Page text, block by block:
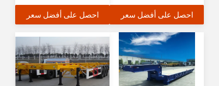
الحاويات الثقيلة
احصل على أفضل سعر
للعمل الثقيل حاوية ناقلة
ISOاحصل على أفضل سعر